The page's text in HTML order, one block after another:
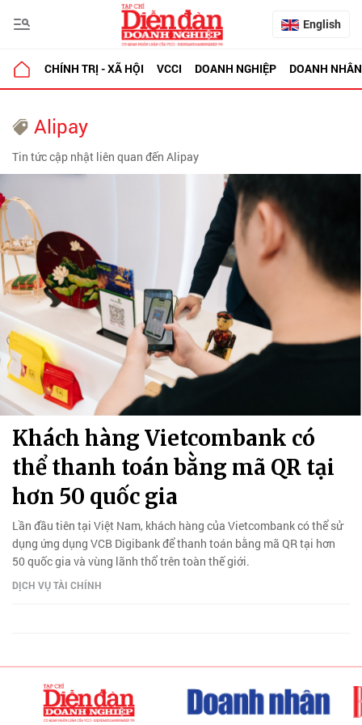
English
CHÍNH TRỊ - XÃ HỘI VCCI DOANH NGHIỆP DOANH NHÂN
Alipay
Tin tức cập nhật liên quan đến Alipay
Khách hàng Vietcombank có
thể thanh toán bằng mã QR tại
hơn 50 quốc gia
Lần đầu tiên tại Việt Nam, khách hàng của Vietcombank có thể sử
dụng ứng dụng VCB Digibank để thanh toán bằng mã QR tại hơn
50 quốc gia và vùng lãnh thổ trên toàn thế giới.
DỊCH VỤ TÀI CHÍNH